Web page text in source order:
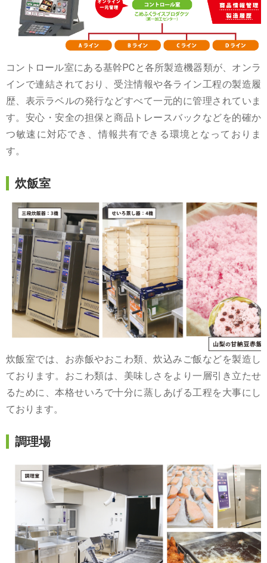
コントロール室にある基幹PCと各所製造機器類が、オンラ
インで連結されており、受注情報や各ライン工程の製造履
歴、表示ラベルの発行などすべて一元的に管理されていま
す。安心・安全の担保と商品トレースバックなどを的確か
つ敏速に対応でき、情報共有できる環境となっておりま
す。
炊飯室
炊飯室では、お赤飯やおこわ類、炊込みご飯などを製造し
ております。おこわ類は、美味しさをより一層引き立たせ
るために、本格せいろで十分に蒸しあげる工程を大事にし
ております。
調理場